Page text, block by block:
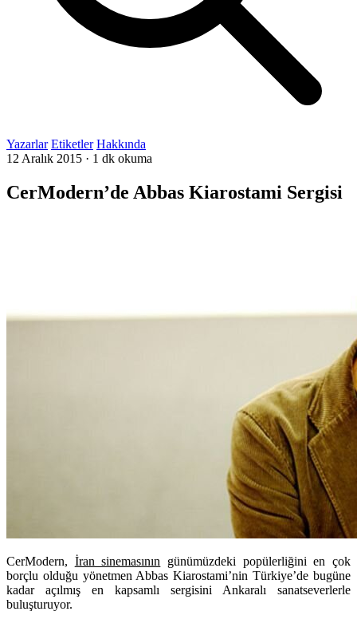
Yazarlar Etiketler Hakkında
12 Aralık 2015 · 1 dk okuma
CerModern’de Abbas Kiarostami Sergisi
CerModern, İran sinemasının günümüzdeki popülerliğini en çok
borçlu olduğu yönetmen Abbas Kiarostami’nin Türkiye’de bugüne
kadar açılmış en kapsamlı sergisini Ankaralı sanatseverlerle
buluşturuyor.